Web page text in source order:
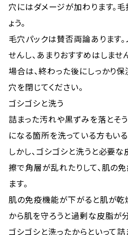
穴にはダメージが加わります。
ょう。
毛穴パックは賛否両論あります
せんし、あまりおすすめはしませ
場合は、終わった後にしっかり
穴を閉じてください。
ゴシゴシと洗う
詰まった汚れや黒ずみを落とそ
になる箇所を洗っている方もい
しかし、ゴシゴシと洗うと必要
擦で角層が乱れたりして、肌の
ます。
肌の免疫機能が下がると肌が乾
から肌を守ろうと過剰な皮脂が
ゴシゴシと洗ったからといって